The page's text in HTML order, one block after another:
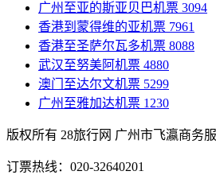
广州至亚的斯亚贝巴机票 3094
香港到蒙得维的亚机票 7961
香港至圣萨尔瓦多机票 8088
武汉至努美阿机票 4880
澳门至达尔文机票 5299
广州至雅加达机票 1230
版权所有 28旅行网 广州市飞瀛商务
订票热线：020-32640201